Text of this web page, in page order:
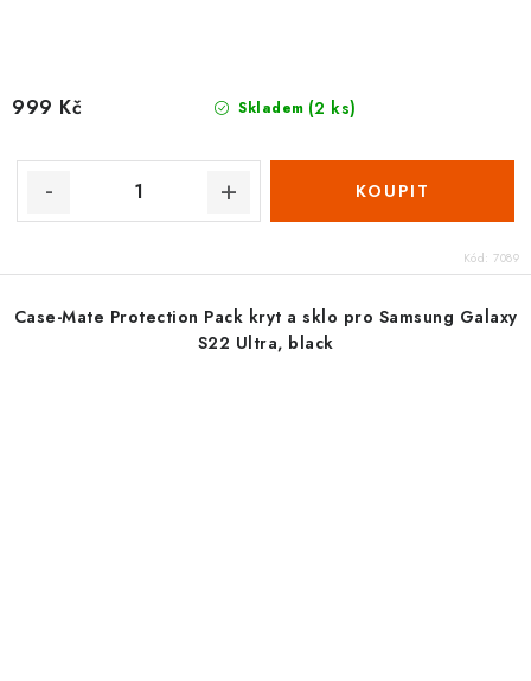
Skladem (2 ks)
999 Kč
Kód: 7089
Case-Mate Protection Pack kryt a sklo pro Samsung Galaxy
S22 Ultra, black